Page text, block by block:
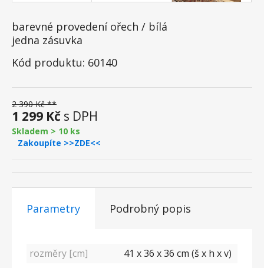
barevné provedení ořech / bílá
jedna zásuvka
Kód produktu: 60140
2 390 Kč **
1 299 Kč s DPH
Skladem > 10 ks
Zakoupíte >>ZDE<<
Parametry Podrobný popis
rozměry [cm]
41 x 36 x 36 cm (š x h x v)